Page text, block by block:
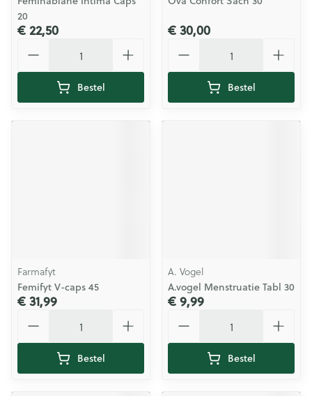
20
€ 22,50
Bestel
€ 30,00
Bestel
Farmafyt
Femifyt V-caps 45
€ 31,99
Bestel
A. Vogel
A.vogel Menstruatie Tabl 30
€ 9,99
Bestel